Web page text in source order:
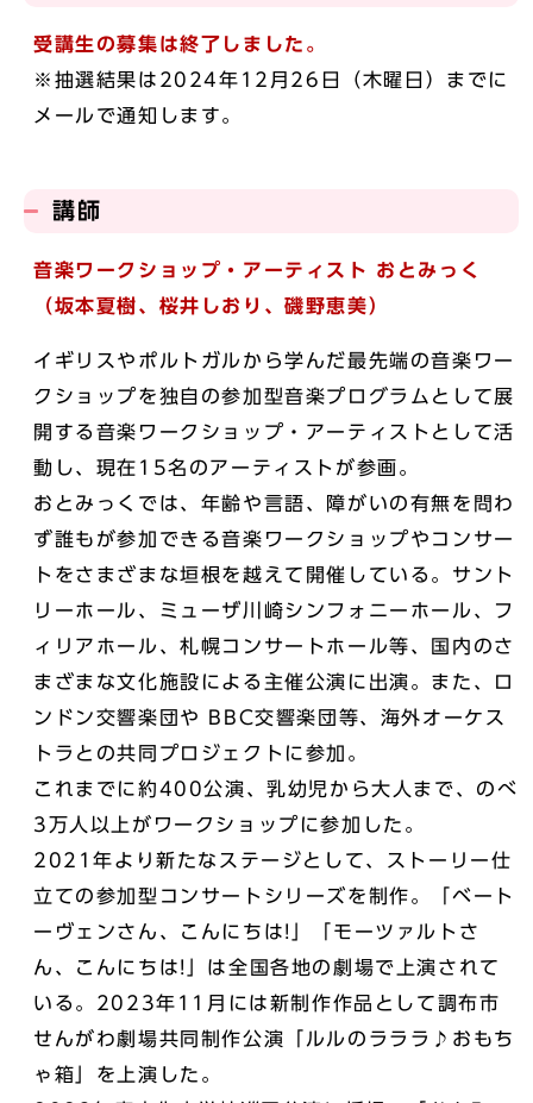
受講生の募集は終了しました。
※抽選結果は2024年12月26日（木曜日）までに
メールで通知します。
講師
音楽ワークショップ・アーティスト おとみっく
（坂本夏樹、桜井しおり、磯野恵美）
イギリスやポルトガルから学んだ最先端の音楽ワー
クショップを独自の参加型音楽プログラムとして展
開する音楽ワークショップ・アーティストとして活
動し、現在15名のアーティストが参画。
おとみっくでは、年齢や言語、障がいの有無を問わ
ず誰もが参加できる音楽ワークショップやコンサー
トをさまざまな垣根を越えて開催している。サント
リーホール、ミューザ川崎シンフォニーホール、フ
ィリアホール、札幌コンサートホール等、国内のさ
まざまな文化施設による主催公演に出演。また、ロ
ンドン交響楽団や BBC交響楽団等、海外オーケス
トラとの共同プロジェクトに参加。
これまでに約400公演、乳幼児から大人まで、のべ
3万人以上がワークショップに参加した。
2021年より新たなステージとして、ストーリー仕
立ての参加型コンサートシリーズを制作。「ベート
ーヴェンさん、こんにちは!」「モーツァルトさ
ん、こんにちは!」は全国各地の劇場で上演されて
いる。2023年11月には新制作作品として調布市
せんがわ劇場共同制作公演「ルルのラララ♪おもち
ゃ箱」を上演した。